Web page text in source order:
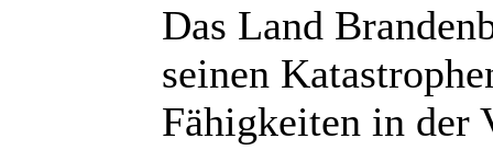
Das Land
seinen
Fähigkeiten in der